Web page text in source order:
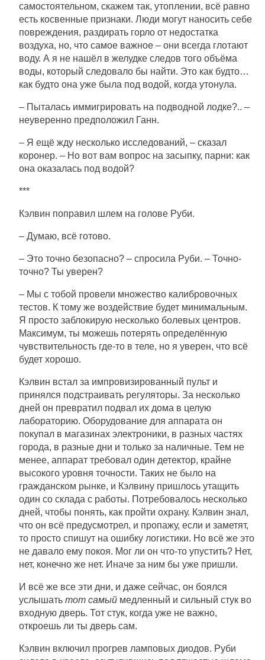
самостоятельном, скажем так, утоплении, всё равно
есть косвенные признаки. Люди могут наносить себе
повреждения, раздирать горло от недостатка
воздуха, но, что самое важное – они всегда глотают
воду. А я не нашёл в желудке следов того объёма
воды, который следовало бы найти. Это как будто…
как будто она уже была под водой, когда утонула.
– Пыталась иммигрировать на подводной лодке?.. –
неуверенно предположил Ганн.
– Я ещё жду несколько исследований, – сказал
коронер. – Но вот вам вопрос на засыпку, парни: как
она оказалась под водой?
***
Кэлвин поправил шлем на голове Руби.
– Думаю, всё готово.
– Это точно безопасно? – спросила Руби. – Точно-
точно? Ты уверен?
– Мы с тобой провели множество калибровочных
тестов. К тому же воздействие будет минимальным.
Я просто заблокирую несколько болевых центров.
Максимум, ты можешь потерять определённую
чувствительность где-то в теле, но я уверен, что всё
будет хорошо.
Кэлвин встал за импровизированный пульт и
принялся подстраивать регуляторы. За несколько
дней он превратил подвал их дома в целую
лабораторию. Оборудование для аппарата он
покупал в магазинах электроники, в разных частях
города, в разные дни и только за наличные. Тем не
менее, аппарат требовал один детектор, крайне
высокого уровня точности. Таких не было на
гражданском рынке, и Кэлвину пришлось утащить
один со склада с работы. Потребовалось несколько
дней, чтобы понять, как пройти охрану. Кэлвин знал,
что он всё предусмотрел, и пропажу, если и заметят,
то просто спишут на ошибку логистики. Но всё же это
не давало ему покоя. Мог ли он что-то упустить? Нет,
нет, конечно же нет. Иначе за ним бы уже пришли.
И всё же все эти дни, и даже сейчас, он боялся
услышатьтот самый медленный и сильный стук во
входную дверь. Тот стук, когда уже не важно,
откроешь ли ты дверь сам.
Кэлвин включил прогрев ламповых диодов. Руби